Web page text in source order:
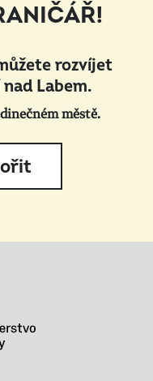
rozvíjet
Labem.
městě.